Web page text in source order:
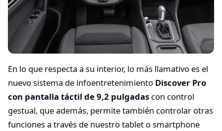
En lo que respecta a su interior, lo más llamativo es el
nuevo sistema de infoentretenimiento Discover Pro
con pantalla táctil de 9,2 pulgadas con control
gestual, que además, permite también controlar otras
funciones a través de nuestro tablet o smartphone